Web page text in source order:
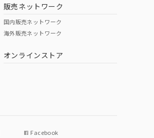
販売ネットワーク
国内販売ネットワーク
海外販売ネットワーク
オンラインストア
Facebook